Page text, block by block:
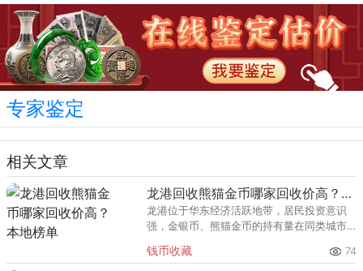
专家鉴定
相关文章
龙港回收熊猫金币哪家回收价高？本地榜单
龙港位于华东经济活跃地带，居民投资意识
强，金银币、熊猫金币的持有量在同类城市
熊猫金币的需求就明显升温，但鱼龙混杂的
钱币收藏 74